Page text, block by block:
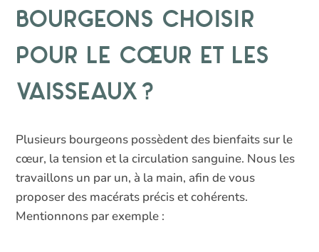
bourgeons choisir
pour le cœur et les
vaisseaux ?
Plusieurs bourgeons possèdent des bienfaits sur le
cœur, la tension et la circulation sanguine. Nous les
travaillons un par un, à la main, afin de vous
proposer des macérats précis et cohérents.
Mentionnons par exemple :